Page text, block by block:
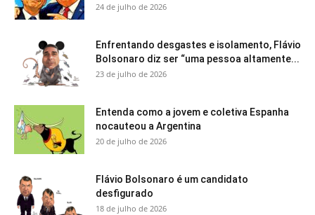
24 de julho de 2026
Enfrentando desgastes e isolamento, Flávio
Bolsonaro diz ser “uma pessoa altamente...
23 de julho de 2026
Entenda como a jovem e coletiva Espanha
nocauteou a Argentina
20 de julho de 2026
Flávio Bolsonaro é um candidato
desfigurado
18 de julho de 2026